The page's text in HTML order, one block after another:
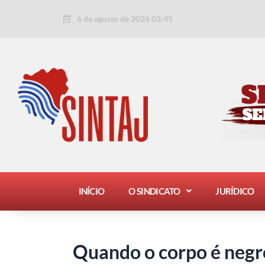
6 de agosto de 2026 03:45
INÍCIO O SINDICATO JURÍDICO
Quando o corpo é
navigation